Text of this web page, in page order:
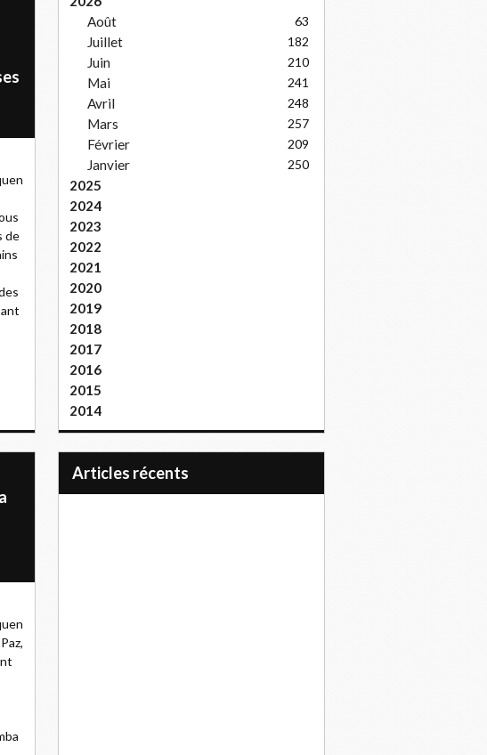
de
Août
63
Juillet 182
Juin 210
Mai 241
Avril 248
Mars 257
Février 209
Janvier 250
2025
2024
2023
2022
2021
2020
2019
2018
2017
2016
2015
2014
articles récents